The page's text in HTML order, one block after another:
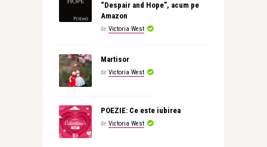
“Despair and Hope”, acum pe
Amazon
de Victoria West
Martisor
de Victoria West
POEZIE: Ce este iubirea
de Victoria West